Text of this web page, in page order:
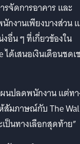
จัดการอาคาร และ
กงานเพียงบางส่วน
อื่น ๆ ที่เกี่ยวข้องใน
ด้เสนอเงินเดือนชดเ
นปลดพนักงาน แต่ท
สัมภาษณ์กับ The
ป็นทางเลือกสุดท้าย”